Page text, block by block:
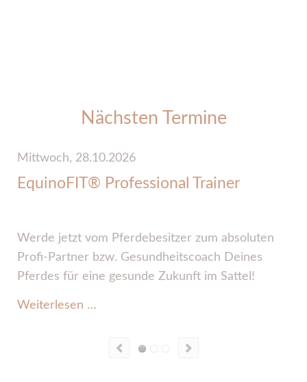
Nächsten Termine
Mittwoch, 28.10.2026
EquinoFIT® Professional Trainer
Werde jetzt vom Pferdebesitzer zum absoluten
Profi-Partner bzw. Gesundheitscoach Deines
Pferdes für eine gesunde Zukunft im Sattel!
Weiterlesen …EquinoFIT®